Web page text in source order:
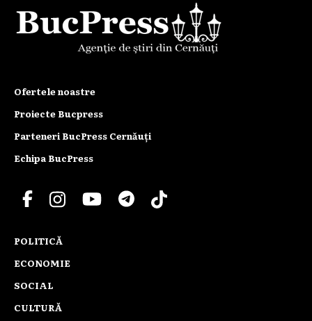
Ofertele noastre
Proiecte Bucpress
Parteneri BucPress Cernăuți
Echipa BucPress
POLITICĂ
ECONOMIE
SOCIAL
CULTURĂ